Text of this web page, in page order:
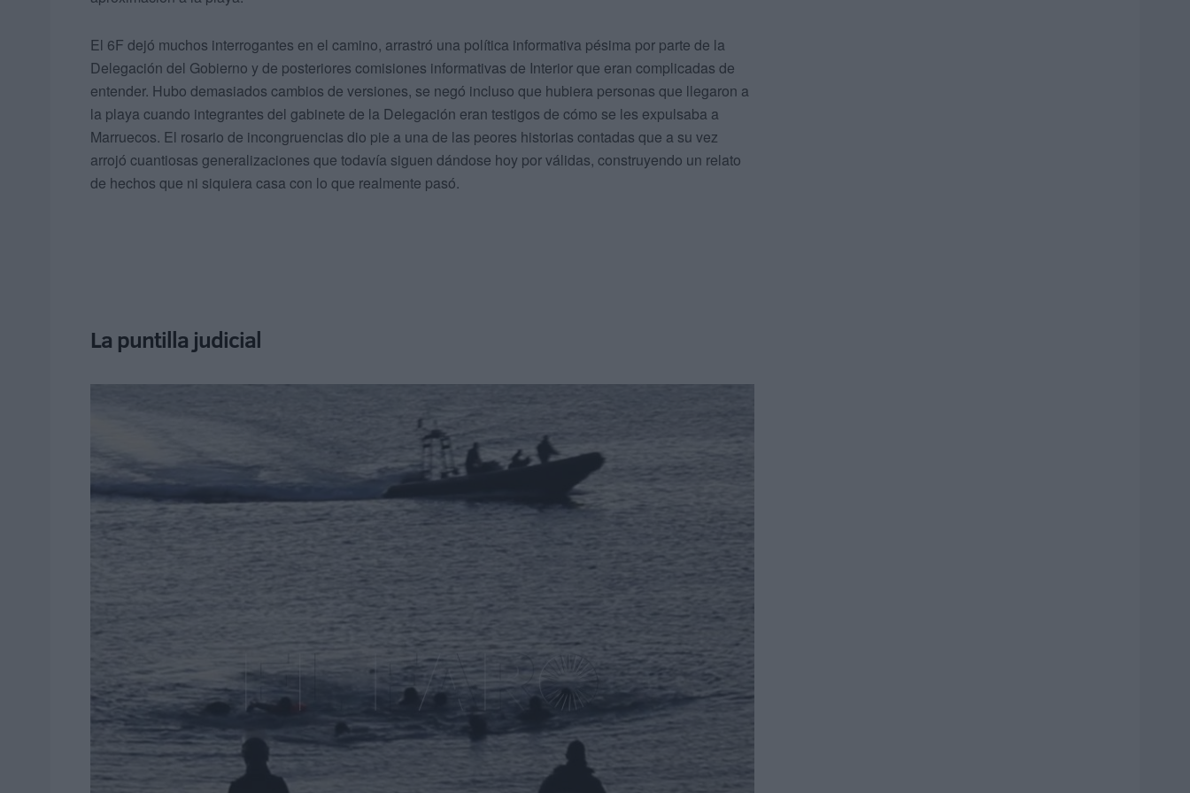
El 6F dejó muchos interrogantes en el camino, arrastró una política informativa pésima por parte de la
Delegación del Gobierno y de posteriores comisiones informativas de Interior que eran complicadas de
entender. Hubo demasiados cambios de versiones, se negó incluso que hubiera personas que llegaron a
la playa cuando integrantes del gabinete de la Delegación eran testigos de cómo se les expulsaba a
Marruecos. El rosario de incongruencias dio pie a una de las peores historias contadas que a su vez
arrojó cuantiosas generalizaciones que todavía siguen dándose hoy por válidas, construyendo un relato
de hechos que ni siquiera casa con lo que realmente pasó.
La puntilla judicial